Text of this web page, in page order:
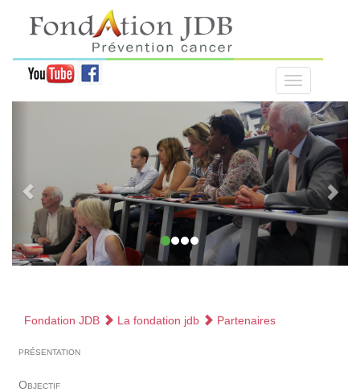
Fondation JDB La fondation jdb Partenaires
présentation
Objectif